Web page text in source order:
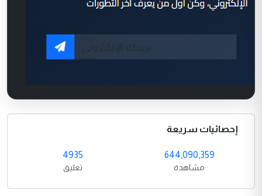
إحصائيات سريعة
644,090,359
مشاهدة
4935
تعليق